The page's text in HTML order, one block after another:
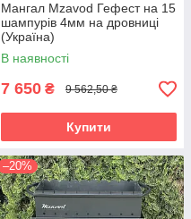
Мангал Mzavod Гефест на 15
шампурів 4мм на дровниці
(Україна)
В наявності
7 650 ₴ 9 562,50 ₴
Купити
–20%